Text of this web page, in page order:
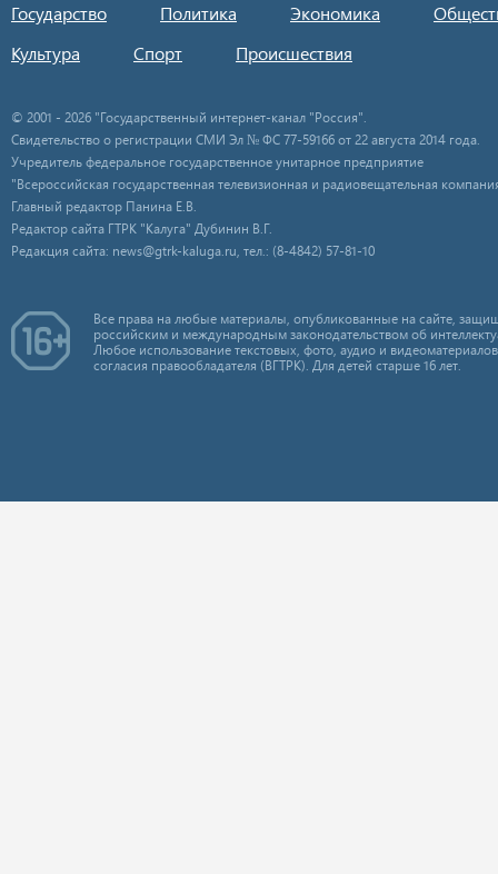
Государство Политика Экономика
Культура
Спорт Происшествия
© 2001 - 2026 "Государственный интернет-канал "Россия".
Свидетельство о регистрации СМИ Эл № ФС 77-59166 от 22 августа 2014 года.
Учредитель федеральное государственное унитарное предприятие
"Всероссийская государственная телевизионная и радиовещательная
Главный редактор Панина Е.В.
Редактор сайта ГТРК "Калуга" Дубинин В.Г.
Редакция сайта: news@gtrk-kaluga.ru, тел.: (8-4842) 57-81-10
Все права на любые материалы, опубликованные на сайте,
российским и международным законодательством об
Любое использование текстовых, фото, аудио и
согласия правообладателя (ВГТРК). Для детей старше 16 лет.